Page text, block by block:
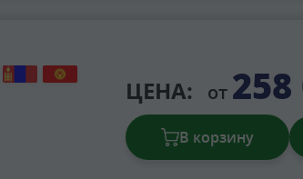
ЦЕНА: от 258
В корзину